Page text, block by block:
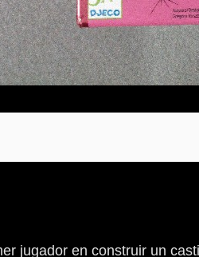
jugador en construir un